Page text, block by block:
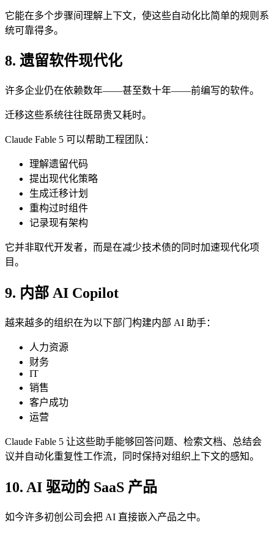
它能在多个步骤间理解上下文，使这些自动化比简单的规则系
统可靠得多。
8. 遗留软件现代化
许多企业仍在依赖数年——甚至数十年——前编写的软件。
迁移这些系统往往既昂贵又耗时。
Claude Fable 5 可以帮助工程团队：
理解遗留代码
提出现代化策略
生成迁移计划
重构过时组件
记录现有架构
它并非取代开发者，而是在减少技术债的同时加速现代化项
目。
9. 内部 AI Copilot
越来越多的组织在为以下部门构建内部 AI 助手：
人力资源
财务
IT
销售
客户成功
运营
Claude Fable 5 让这些助手能够回答问题、检索文档、总结会
议并自动化重复性工作流，同时保持对组织上下文的感知。
10. AI 驱动的 SaaS 产品
如今许多初创公司会把 AI 直接嵌入产品之中。